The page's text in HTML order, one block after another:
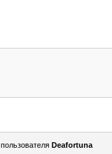
пользователя Deafortuna